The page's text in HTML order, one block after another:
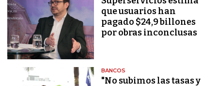
que usuarios han
pagado $24,9 billones
por obras inconclusas
BANCOS
"No subimos las tasas y